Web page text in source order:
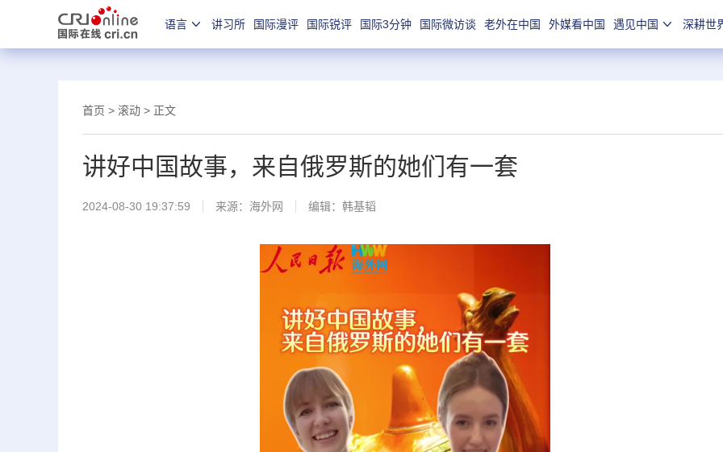
语言 讲习所 国际漫评 国际锐评 国际3分钟 国际微访谈 老外在中国 外媒看中国 遇见中国 深耕世
首页 > 滚动 > 正文
讲好中国故事，来自俄罗斯的她们有一套
2024-08-30 19:37:59 来源： 海外网 编辑：韩基韬